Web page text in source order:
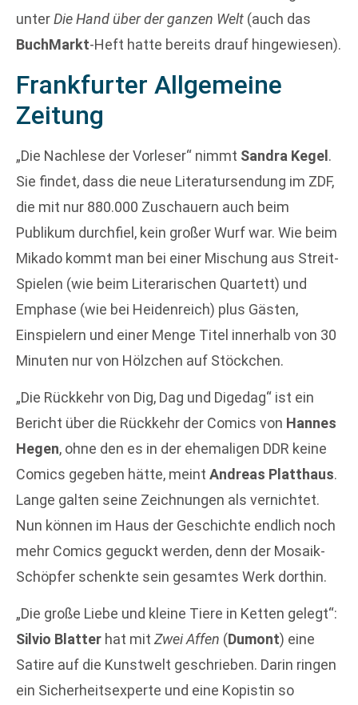
unterDie Hand über der ganzen Welt (auch das
BuchMarkt-Heft hatte bereits drauf hingewiesen).
Frankfurter Allgemeine
Zeitung
„Die Nachlese der Vorleser“ nimmt Sandra Kegel.
Sie findet, dass die neue Literatursendung im ZDF,
die mit nur 880.000 Zuschauern auch beim
Publikum durchfiel, kein großer Wurf war. Wie beim
Mikado kommt man bei einer Mischung aus Streit-
Spielen (wie beim Literarischen Quartett) und
Emphase (wie bei Heidenreich) plus Gästen,
Einspielern und einer Menge Titel innerhalb von 30
Minuten nur von Hölzchen auf Stöckchen.
„Die Rückkehr von Dig, Dag und Digedag“ ist ein
Bericht über die Rückkehr der Comics von Hannes
Hegen, ohne den es in der ehemaligen DDR keine
Comics gegeben hätte, meint Andreas Platthaus.
Lange galten seine Zeichnungen als vernichtet.
Nun können im Haus der Geschichte endlich noch
mehr Comics geguckt werden, denn der Mosaik-
Schöpfer schenkte sein gesamtes Werk dorthin.
„Die große Liebe und kleine Tiere in Ketten gelegt“:
Silvio Blatter hat mit Zwei Affen (Dumont) eine
Satire auf die Kunstwelt geschrieben. Darin ringen
ein Sicherheitsexperte und eine Kopistin so